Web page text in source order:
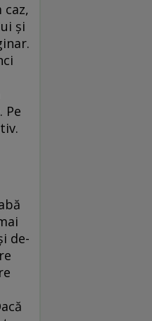
caz,
și
Pe
de-